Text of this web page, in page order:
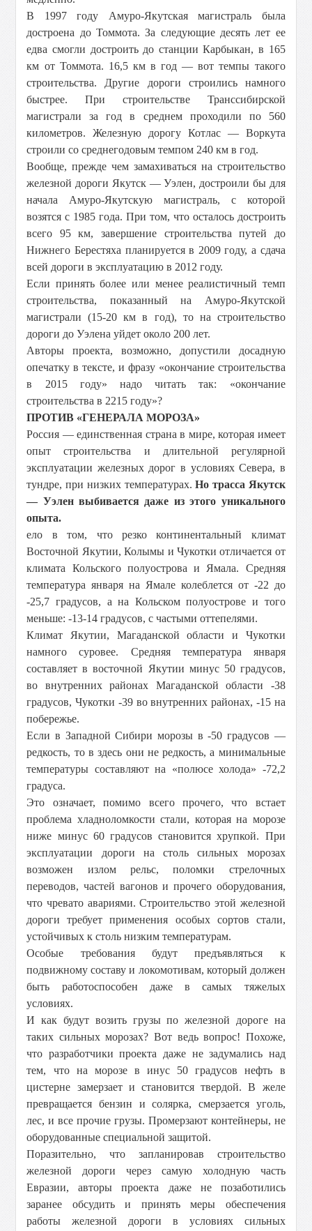
В 1997 году Амуро-Якутская магистраль была
достроена до Томмота. За следующие десять лет ее
едва смогли достроить до станции Карбыкан, в 165
км от Томмота. 16,5 кмв год — вот темпы такого
строительства. Другие дороги строились намного
быстрее. При строительстве Транссибирской
магистрали за год в среднем проходили по 560
километров. Железную дорогу Котлас — Воркута
строили со среднегодовым темпом 240 км в год.
Вообще, прежде чем замахиваться на строительство
железной дороги Якутск — Уэлен, достроили бы для
начала Амуро-Якутскую магистраль, с которой
возятся с 1985 года. При том, что осталось достроить
всего 95 км, завершение строительства путей до
Нижнего Берестяха планируется в 2009 году, а сдача
всей дороги в эксплуатацию в 2012 году.
Если принять более или менее реалистичный темп
строительства, показанный на Амуро-Якутской
магистрали (15-20 км в год), то на строительство
дороги до Уэлена уйдет около 200 лет.
Авторы проекта, возможно, допустили досадную
опечатку в тексте, и фразу «окончание строительства
в 2015 году» надо читать так: «окончание
строительства в 2215 году»?
ПРОТИВ «ГЕНЕРАЛА МОРОЗА»
Россия — единственная страна в мире, которая имеет
опыт строительства и длительной регулярной
эксплуатации железных дорог в условиях Севера, в
тундре, при низких температурах.Но трасса Якутск
— Уэлен выбивается даже из этого уникального
опыта.
ело в том, что резко континентальный климат
Восточной Якутии, Колымы и Чукотки отличается от
климата Кольского полуострова и Ямала. Средняя
температура января на Ямале колеблется от -22 до
-25,7 градусов, а на Кольском полуострове и того
меньше: -13-14 градусов, с частыми оттепелями.
Климат Якутии, Магаданской области и Чукотки
намного суровее. Средняя температура января
составляет в восточной Якутии минус 50 градусов,
во внутренних районах Магаданской области -38
градусов, Чукотки -39 во внутренних районах, -15 на
побережье.
Если в Западной Сибири морозы в -50 градусов —
редкость, то в здесь они не редкость, а минимальные
температуры составляют на «полюсе холода» -72,2
градуса.
Это означает, помимо всего прочего, что встает
проблема хладноломкости стали, которая на морозе
ниже минус 60 градусов становится хрупкой. При
эксплуатации дороги на столь сильных морозах
возможен излом рельс, поломки стрелочных
переводов, частей вагонов и прочего оборудования,
что чревато авариями. Строительство этой железной
дороги требует применения особых сортов стали,
устойчивых к столь низким температурам.
Особые требования будут предъявляться к
подвижному составу и локомотивам, который должен
быть работоспособен даже в самых тяжелых
условиях.
И как будут возить грузы по железной дороге на
таких сильных морозах? Вот ведь вопрос! Похоже,
что разработчики проекта даже не задумались над
тем, что на морозе в инус 50 градусов нефть в
цистерне замерзает и становится твердой. В желе
превращается бензин и солярка, смерзается уголь,
лес, и все прочие грузы. Промерзают контейнеры, не
оборудованные специальной защитой.
Поразительно, что запланировав строительство
железной дороги через самую холодную часть
Евразии, авторы проекта даже не позаботились
заранее обсудить и принять меры обеспечения
работы железной дороги в условиях сильных